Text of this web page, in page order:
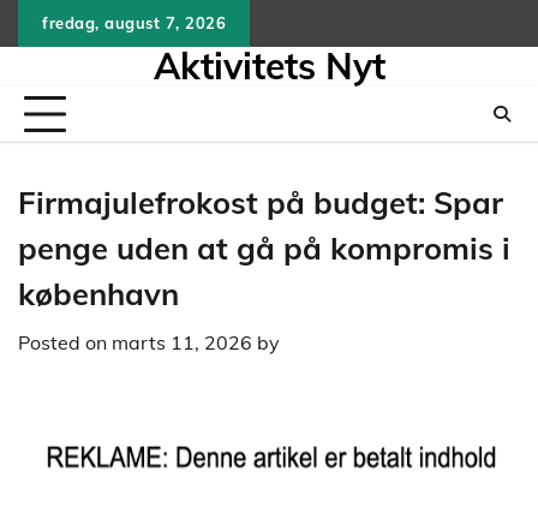
to
fredag, august 7, 2026
Aktivitets Nyt
Firmajulefrokost på budget: Spar
penge uden at gå på kompromis i
københavn
Posted on marts 11, 2026 by